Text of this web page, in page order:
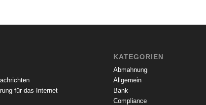
für das Internet
KATEGORIEN
Abmahnung
Allgemein
Bank
Compliance